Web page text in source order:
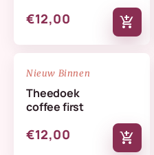
€12,00 add_shopping_cart
NIEUW
Nieuw Binnen
Theedoek
coffee first
€12,00 add_shopping_cart